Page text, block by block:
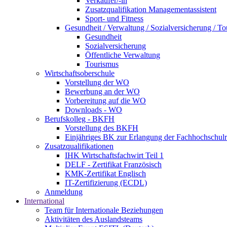
Zusatzqualifikation Managementassistent
Sport- und Fitness
Gesundheit / Verwaltung / Sozialversicherung /
Gesundheit
Sozialversicherung
Öffentliche Verwaltung
Tourismus
Wirtschaftsoberschule
Vorstellung der WO
Bewerbung an der WO
Vorbereitung auf die WO
Downloads - WO
Berufskolleg - BKFH
Vorstellung des BKFH
Einjähriges BK zur Erlangung der
Zusatzqualifikationen
IHK Wirtschaftsfachwirt Teil 1
DELF - Zertifikat Französisch
KMK-Zertifikat Englisch
IT-Zertifizierung (ECDL)
Anmeldung
International
Team für Internationale Beziehungen
Aktivitäten des Auslandsteams